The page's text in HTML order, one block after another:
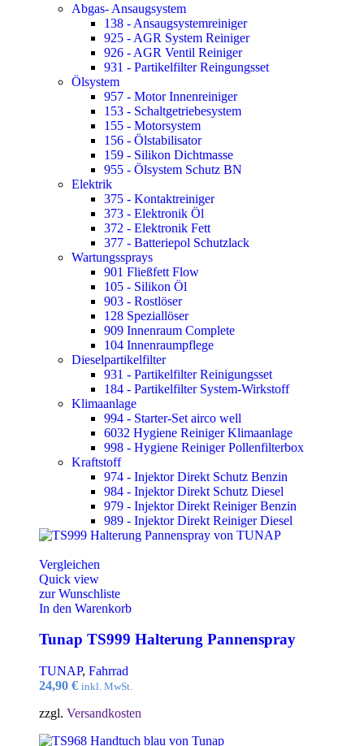
Abgas- Ansaugsystem
138 - Ansaugsystemreiniger
925 - AGR System Reiniger
926 - AGR Ventil Reiniger
931 - Partikelfilter Reingungsset
Ölsystem
957 - Motor Innenreiniger
153 - Schaltgetriebesystem
155 - Motorsystem
156 - Ölstabilisator
159 - Silikon Dichtmasse
955 - Ölsystem Schutz BN
Elektrik
375 - Kontaktreiniger
373 - Elektronik Öl
372 - Elektronik Fett
377 - Batteriepol Schutzlack
Wartungssprays
901 Fließfett Flow
105 - Silikon Öl
903 - Rostlöser
128 Speziallöser
909 Innenraum Complete
104 Innenraumpflege
Dieselpartikelfilter
931 - Partikelfilter Reinigungsset
184 - Partikelfilter System-Wirkstoff
Klimaanlage
994 - Starter-Set airco well
6032 Hygiene Reiniger Klimaanlage
998 - Hygiene Reiniger Pollenfilterbox
Kraftstoff
974 - Injektor Direkt Schutz Benzin
984 - Injektor Direkt Schutz Diesel
979 - Injektor Direkt Reiniger Benzin
989 - Injektor Direkt Reiniger Diesel
Vergleichen
Quick view
zur Wunschliste
In den Warenkorb
Tunap TS999 Halterung Pannenspray
TUNAP, Fahrrad
24,90 € inkl. MwSt.
zzgl. Versandkosten